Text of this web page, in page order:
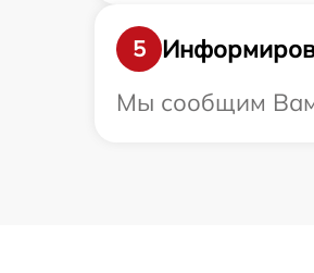
5
Мы сообщим Вам